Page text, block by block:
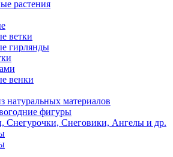
растения
ветки
гирлянды
венки
натуральных материалов
фигуры
Снегурочки, Снеговики, Ангелы и др.